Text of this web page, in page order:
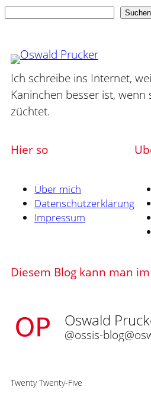
Suchen Suchen
Ich schreibe ins Internet,
Kaninchen besser ist, wenn
züchtet.
Hier so
Über mich
Datenschutzerklärung
Impressum
Diesem Blog kann man
Oswald
Twenty Twenty-Five